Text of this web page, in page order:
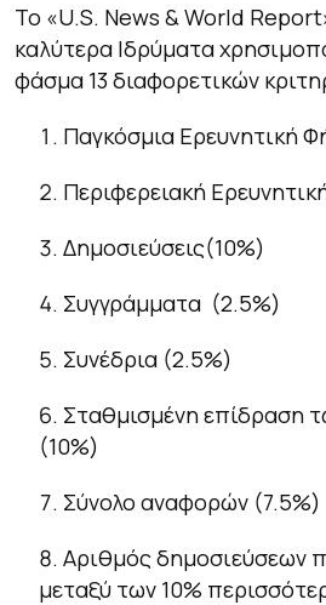
Το «U.S. News & World
καλύτερα Ιδρύματα
φάσμα 13 διαφορετικών
Παγκόσμια Ερευνητική
Περιφερειακή
Δημοσιεύσεις(10%)
Συγγράμματα (2.5%)
Συνέδρια (2.5%)
Σταθμισμένη επίδραση
(10%)
Σύνολο αναφορών (7.5%)
Αριθμός δημοσιεύσεων
μεταξύ των 10%